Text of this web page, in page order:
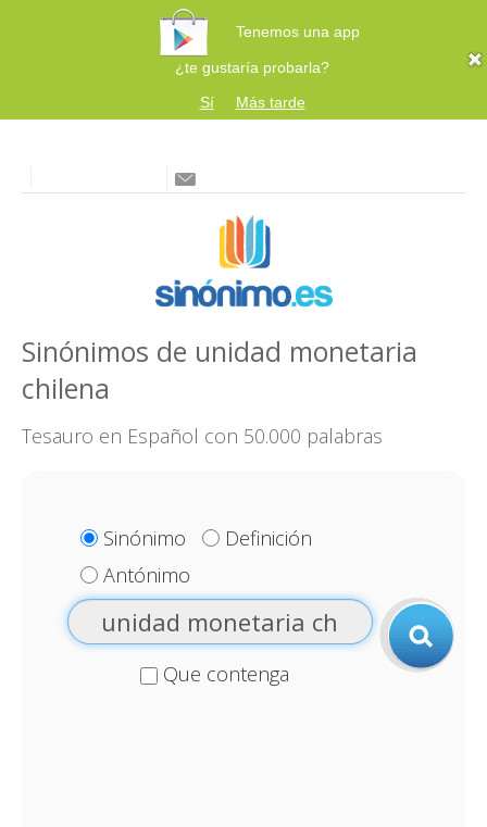
Tenemos una app
¿te gustaría probarla?
Sí
Más tarde
Sinónimos de unidad monetaria
chilena
Tesauro en Español con 50.000 palabras
Sinónimo
Definición
Antónimo
Que contenga